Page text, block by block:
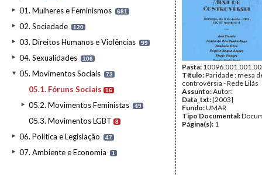
01. Mulheres e Feminismos 681
02. Sociedade 120
03. Direitos Humanos e Violências 99
04. Sexualidades 106
05. Movimentos Sociais 73
05.1. Fóruns Sociais 16
05.2. Movimentos Feministas 49
05.3. Movimentos LGBT 8
06. Política e Legislação 47
07. Ambiente e Economia 1
Pasta:
Título:Paridade : mesa
controvérsia - Rede Lilás
Assunto:Autor:
Data_txt:[2003]
Fundo:UMAR
Tipo Documental:
Página(s): 1